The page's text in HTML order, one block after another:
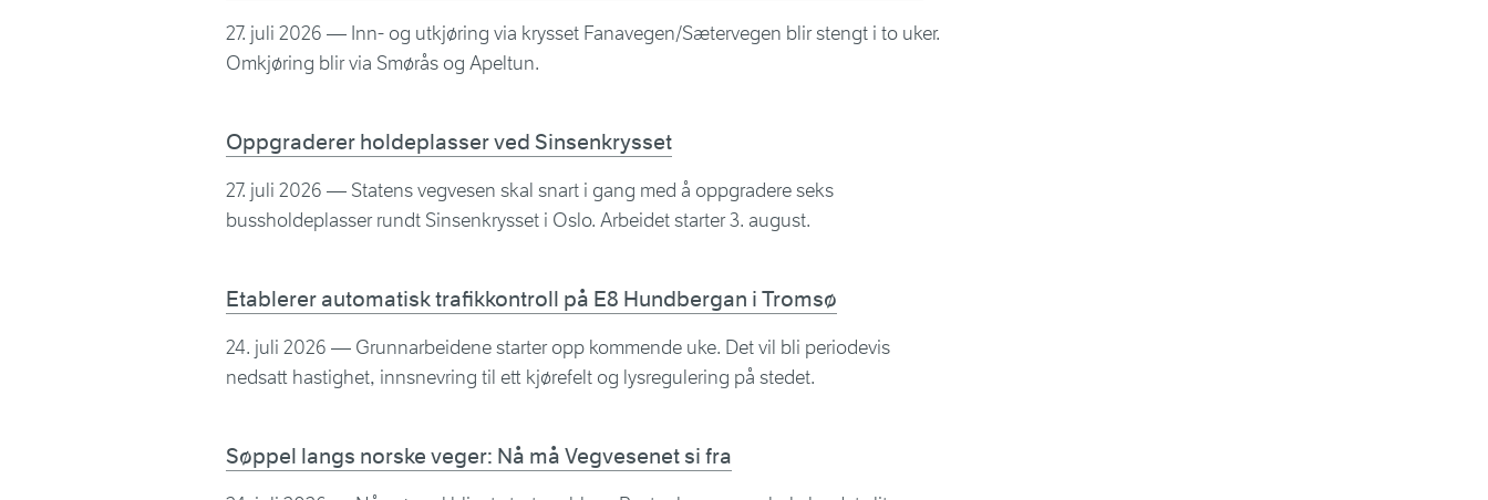
27. juli 2026 — Inn- og utkjøring via krysset Fanavegen/Sætervegen blir stengt i to uker.
Omkjøring blir via Smørås og Apeltun.
Oppgraderer holdeplasser ved Sinsenkrysset
27. juli 2026 — Statens vegvesen skal snart i gang med å oppgradere seks
bussholdeplasser rundt Sinsenkrysset i Oslo. Arbeidet starter 3. august.
Etablerer automatisk trafikkontroll på E8 Hundbergan i Tromsø
24. juli 2026 — Grunnarbeidene starter opp kommende uke. Det vil bli periodevis
nedsatt hastighet, innsnevring til ett kjørefelt og lysregulering på stedet.
Søppel langs norske veger: Nå må Vegvesenet si fra